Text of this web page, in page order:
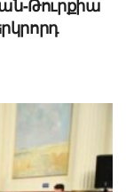
Թուրքիա